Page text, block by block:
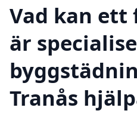
Vad kan ett
är
Tranås